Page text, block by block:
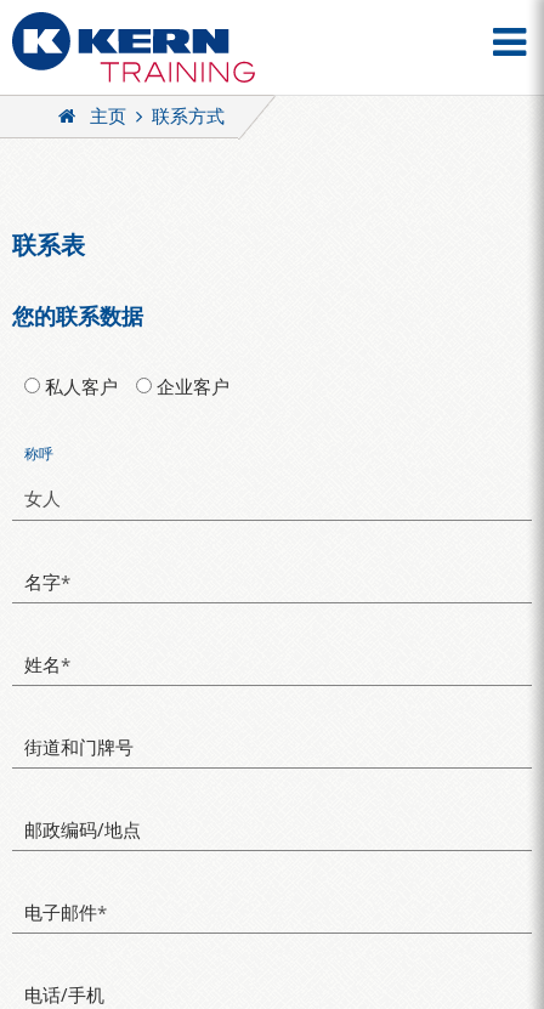
主页 联系方式
联系表
您的联系数据
私人客户 企业客户
称呼
名字*
姓名*
街道和门牌号
邮政编码/地点
电子邮件*
电话/手机